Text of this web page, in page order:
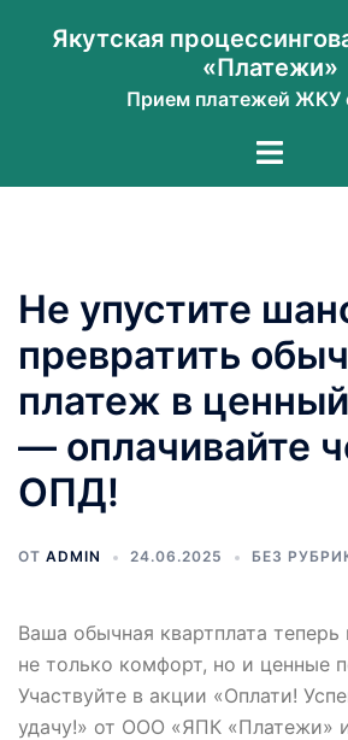
Якутская
«Платежи»
Прием платежей ЖКУ
Не упустите
превратить
платеж в
— оплачивайте
ОПД!
ОТ ADMIN 24.06.2025 БЕЗ
Ваша обычная квартплата
не только комфорт, но и ценные
Участвуйте в акции «Оплати!
удачу!» от ООО «ЯПК «Платежи»